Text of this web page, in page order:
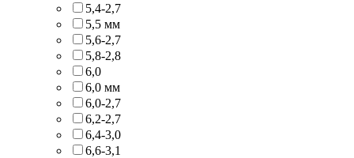
5,4-2,7
5,5 мм
5,6-2,7
5,8-2,8
6,0
6,0 мм
6,0-2,7
6,2-2,7
6,4-3,0
6,6-3,1